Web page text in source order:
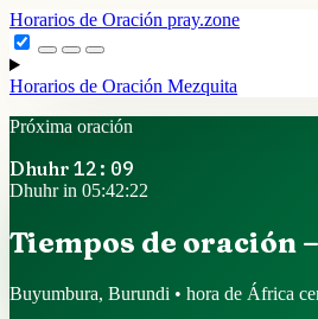
Horarios de Oración pray.zone
Horarios de Oración Mezquita
Próxima oración
Dhuhr 12:09
Dhuhr in 05:42:22
Tiempos de oración
Buyumbura, Burundi • hora de África